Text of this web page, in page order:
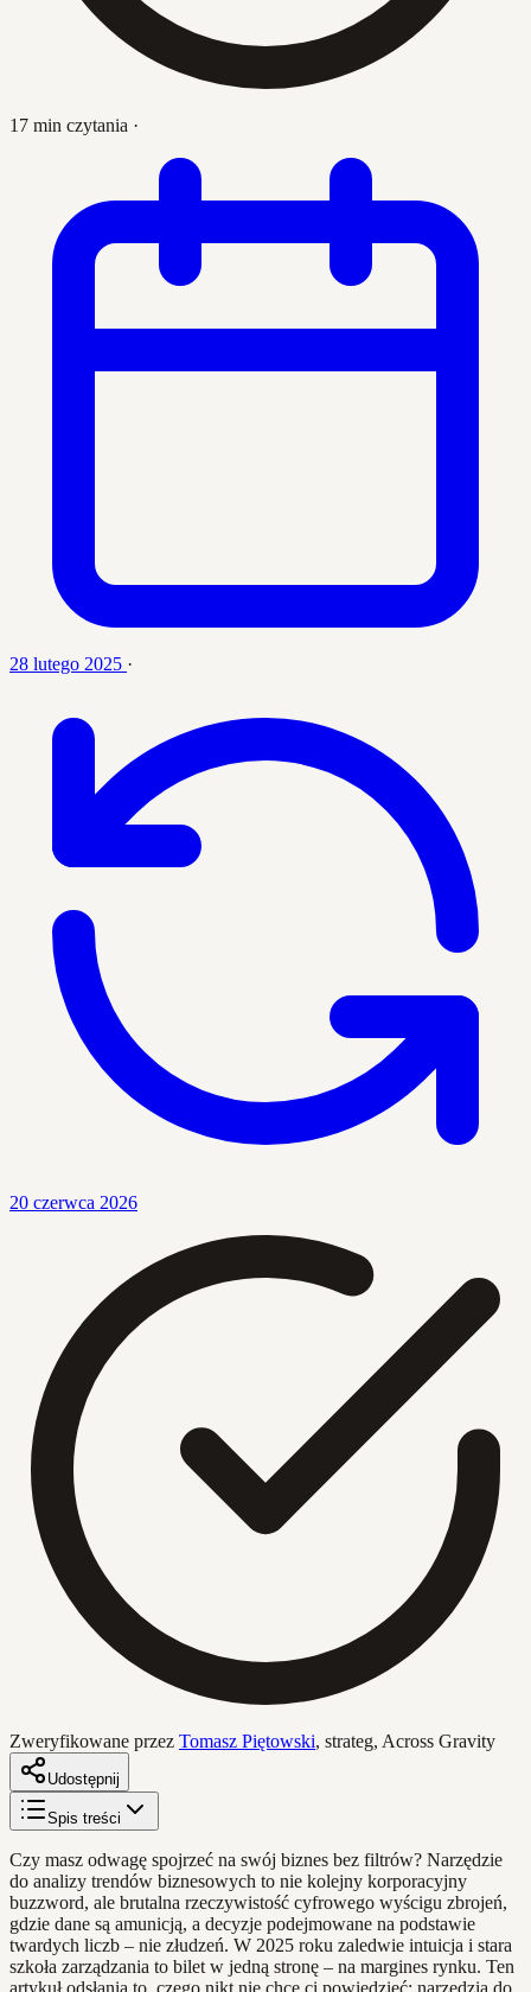
17 min czytania ·
28 lutego 2025 ·
20 czerwca 2026
Zweryfikowane przez Tomasz Piętowski, strateg, Across Gravity
Udostępnij
Spis treści
Czy masz odwagę spojrzeć na swój biznes bez filtrów? Narzędzie
do analizy trendów biznesowych to nie kolejny korporacyjny
buzzword, ale brutalna rzeczywistość cyfrowego wyścigu zbrojeń,
gdzie dane są amunicją, a decyzje podejmowane na podstawie
twardych liczb – nie złudzeń. W 2025 roku zaledwie intuicja i stara
szkoła zarządzania to bilet w jedną stronę – na margines rynku. Ten
artykuł odsłania to, czego nikt nie chce ci powiedzieć: narzędzia do